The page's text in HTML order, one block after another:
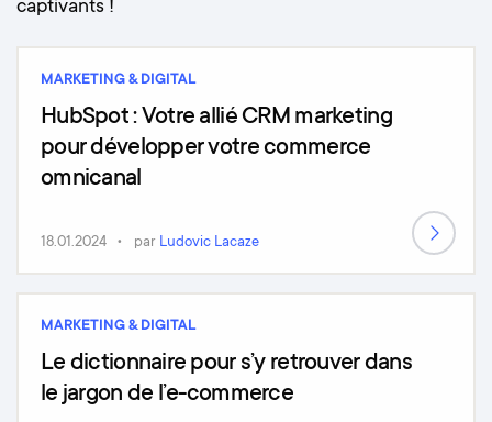
captivants !
MARKETING & DIGITAL
HubSpot : Votre allié CRM marketing
pour développer votre commerce
omnicanal
18.01.2024 par Ludovic Lacaze
MARKETING & DIGITAL
Le dictionnaire pour s’y retrouver dans
le jargon de l’e-commerce